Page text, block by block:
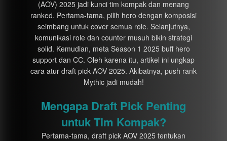
(AOV) 2025 jadi kunci tim kompak dan menang
ranked. Pertama-tama, pilih hero dengan komposisi
seimbang untuk cover semua role. Selanjutnya,
komunikasi role dan counter musuh bikin strategi
solid. Kemudian, meta Season 1 2025 buff hero
support dan CC. Oleh karena itu, artikel ini ungkap
cara atur draft pick AOV 2025. Akibatnya, push rank
Mythic jadi mudah!
Mengapa Draft Pick Penting
untuk Tim Kompak?
Pertama-tama, draft pick AOV 2025 tentukan